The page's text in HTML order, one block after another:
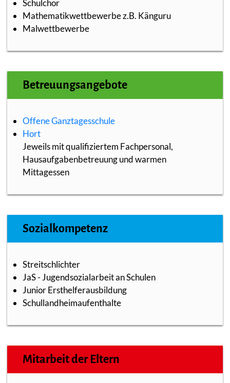
Schulchor
Mathematikwettbewerbe z.B. Känguru
Malwettbewerbe
Betreuungsangebote
Offene Ganztagesschule
Hort
Jeweils mit qualifiziertem Fachpersonal,
Hausaufgabenbetreuung und warmen
Mittagessen
Sozialkompetenz
Streitschlichter
JaS - Jugendsozialarbeit an Schulen
Junior Ersthelferausbildung
Schullandheimaufenthalte
Mitarbeit der Eltern